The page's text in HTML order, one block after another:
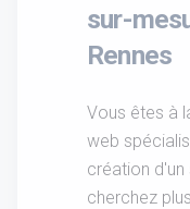
sur-
Rennes
Vous êtes à
web
création d'un
cherchez